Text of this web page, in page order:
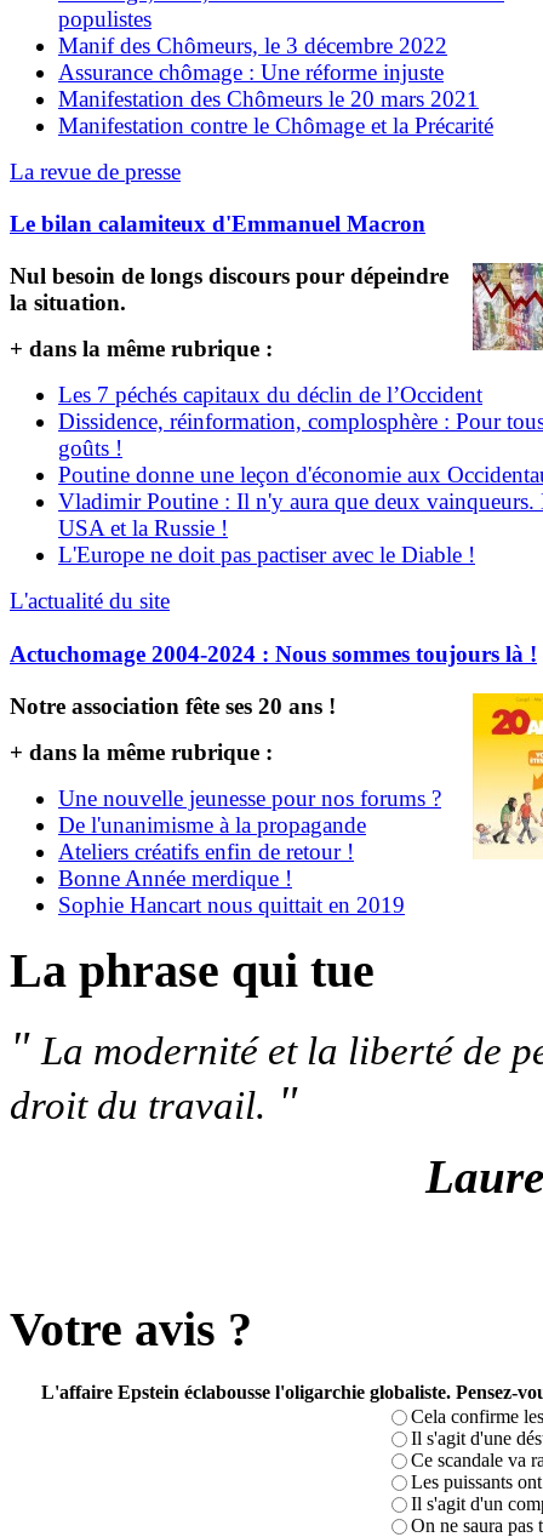
populistes
Manif des Chômeurs, le 3 décembre 2022
Assurance chômage : Une réforme injuste
Manifestation des Chômeurs le 20 mars 2021
Manifestation contre le Chômage et la Précarité
La revue de presse
Le bilan calamiteux d'Emmanuel Macron
Nul besoin de longs discours pour dépeindre
la situation.
+ dans la même rubrique :
Les 7 péchés capitaux du déclin de l’Occident
Dissidence, réinformation, complosphère : Pour
goûts !
Poutine donne une leçon d'économie aux
Vladimir Poutine : Il n'y aura que deux vainqueurs.
USA et la Russie !
L'Europe ne doit pas pactiser avec le Diable !
L'actualité du site
Actuchomage 2004-2024 : Nous sommes toujours là !
Notre association fête ses 20 ans !
+ dans la même rubrique :
Une nouvelle jeunesse pour nos forums ?
De l'unanimisme à la propagande
Ateliers créatifs enfin de retour !
Bonne Année merdique !
Sophie Hancart nous quittait en 2019
La phrase qui tue
" La modernité et la liberté de
droit du travail. "
Votre avis ?
L'affaire Epstein éclabousse l'oligarchie globaliste. Pensez-
Cela confirme
Il s'agit d'une
Ce scandale va
Les puissants
Il s'agit d'un
On ne saura pas